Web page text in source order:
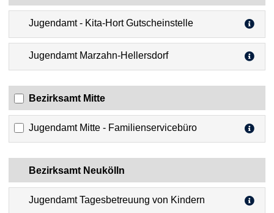
Jugendamt - Kita-Hort Gutscheinstelle
Jugendamt Marzahn-Hellersdorf
Bezirksamt Mitte
Jugendamt Mitte - Familienservicebüro
Bezirksamt Neukölln
Jugendamt Tagesbetreuung von Kindern